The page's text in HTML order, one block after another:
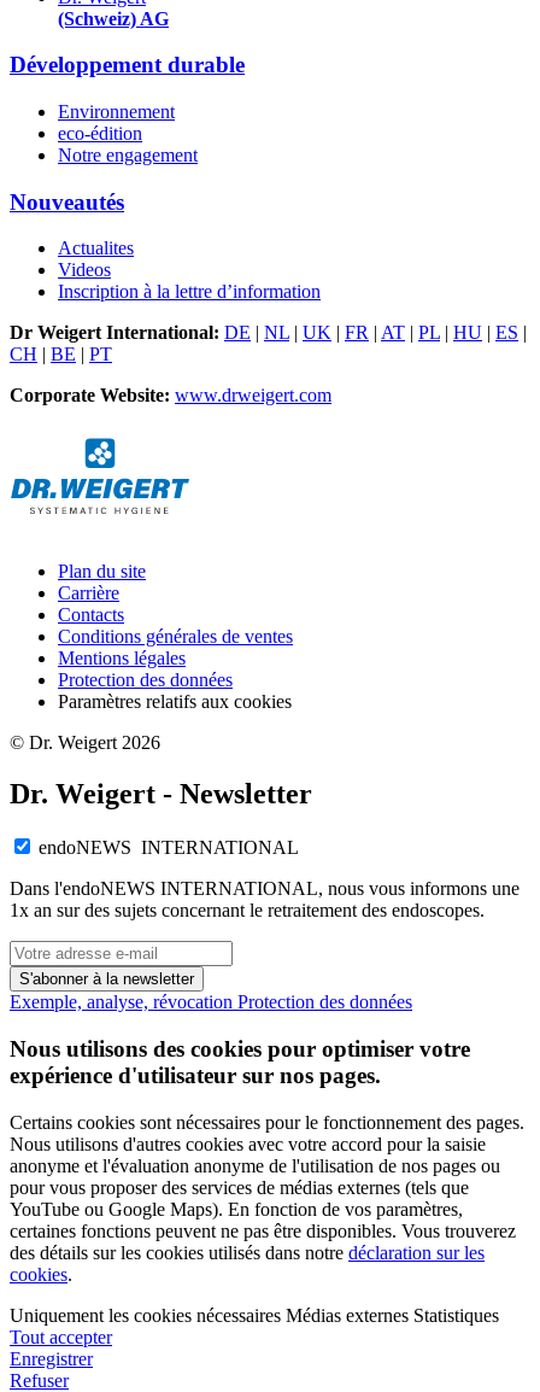
(Schweiz) AG
Développement durable
Environnement
eco-édition
Notre engagement
Nouveautés
Actualites
Videos
Inscription à la lettre d’information
Dr Weigert International: DE | NL | UK | FR | AT | PL | HU | ES |
CH | BE | PT
Corporate Website: www.drweigert.com
Plan du site
Carrière
Contacts
Conditions générales de ventes
Mentions légales
Protection des données
Paramètres relatifs aux cookies
© Dr. Weigert 2026
Dr. Weigert - Newsletter
endoNEWS INTERNATIONAL
Dans l'endoNEWS INTERNATIONAL, nous vous informons une
1x an sur des sujets concernant le retraitement des endoscopes.
S'abonner à la newsletter
Exemple, analyse, révocation Protection des données
Nous utilisons des cookies pour optimiser votre
expérience d'utilisateur sur nos pages.
Certains cookies sont nécessaires pour le fonctionnement des pages.
Nous utilisons d'autres cookies avec votre accord pour la saisie
anonyme et l'évaluation anonyme de l'utilisation de nos pages ou
pour vous proposer des services de médias externes (tels que
YouTube ou Google Maps). En fonction de vos paramètres,
certaines fonctions peuvent ne pas être disponibles. Vous trouverez
des détails sur les cookies utilisés dans notre déclaration sur les
cookies.
Uniquement les cookies nécessaires Médias externes Statistiques
Tout accepter
Enregistrer
Refuser